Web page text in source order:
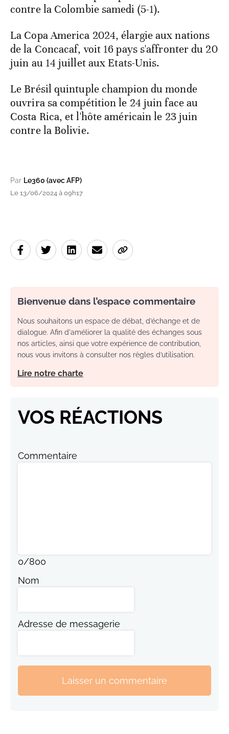
contre la Colombie samedi (5-1).
La Copa America 2024, élargie aux nations
de la Concacaf, voit 16 pays s'affronter du 20
juin au 14 juillet aux Etats-Unis.
Le Brésil quintuple champion du monde
ouvrira sa compétition le 24 juin face au
Costa Rica, et l'hôte américain le 23 juin
contre la Bolivie.
Par Le360 (avec AFP)
Le 13/06/2024 à 09h17
Bienvenue dans l’espace commentaire
Nous souhaitons un espace de débat, d’échange et de
dialogue. Afin d'améliorer la qualité des échanges sous
nos articles, ainsi que votre expérience de contribution,
nous vous invitons à consulter nos règles d’utilisation.
Lire notre charte
VOS RÉACTIONS
Commentaire
0/800
Nom
Adresse de messagerie
Laisser un commentaire